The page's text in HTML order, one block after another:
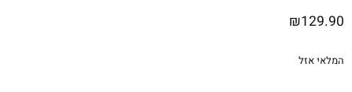
₪129.90
המלאי אזל